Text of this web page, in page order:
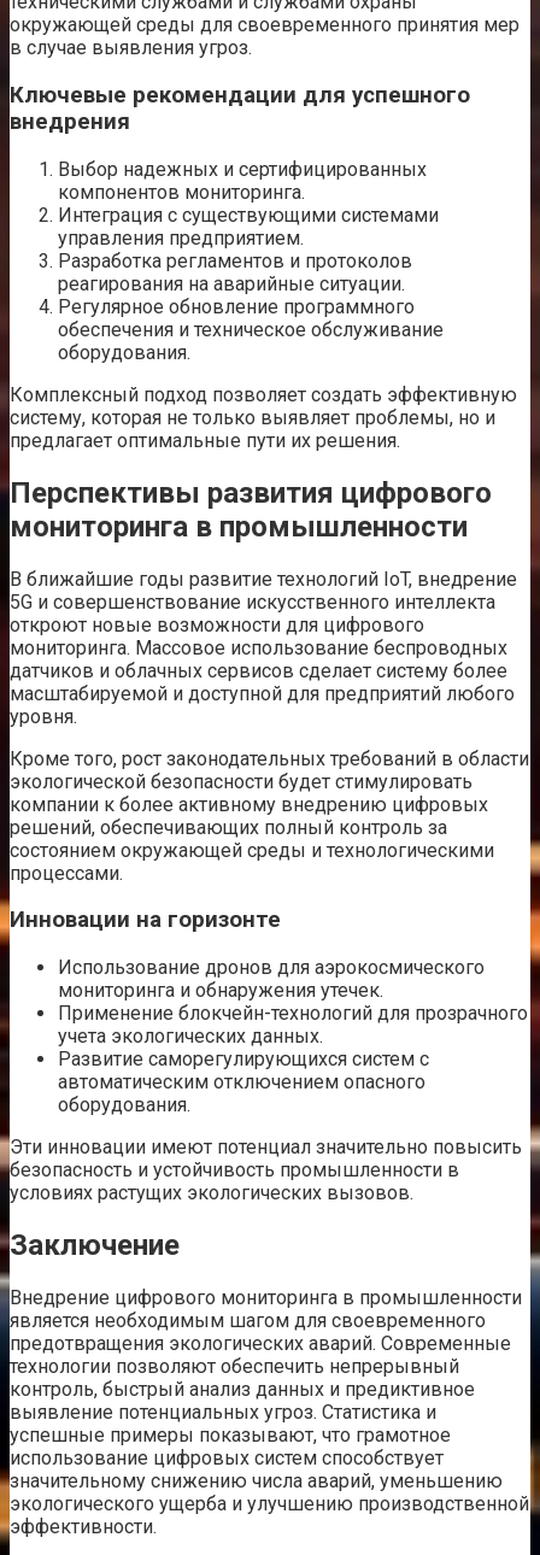
окружающей среды для своевременного принятия мер
в случае выявления угроз.
Ключевые рекомендации для успешного
внедрения
Выбор надежных и сертифицированных
компонентов мониторинга.
Интеграция с существующими системами
управления предприятием.
Разработка регламентов и протоколов
реагирования на аварийные ситуации.
Регулярное обновление программного
обеспечения и техническое обслуживание
оборудования.
Комплексный подход позволяет создать эффективную
систему, которая не только выявляет проблемы, но и
предлагает оптимальные пути их решения.
Перспективы развития цифрового
мониторинга в промышленности
В ближайшие годы развитие технологий IoT, внедрение
5G и совершенствование искусственного интеллекта
откроют новые возможности для цифрового
мониторинга. Массовое использование беспроводных
датчиков и облачных сервисов сделает систему более
масштабируемой и доступной для предприятий любого
уровня.
Кроме того, рост законодательных требований в области
экологической безопасности будет стимулировать
компании к более активному внедрению цифровых
решений, обеспечивающих полный контроль за
состоянием окружающей среды и технологическими
процессами.
Инновации на горизонте
Использование дронов для аэрокосмического
мониторинга и обнаружения утечек.
Применение блокчейн-технологий для прозрачного
учета экологических данных.
Развитие саморегулирующихся систем с
автоматическим отключением опасного
оборудования.
Эти инновации имеют потенциал значительно повысить
безопасность и устойчивость промышленности в
условиях растущих экологических вызовов.
Заключение
Внедрение цифрового мониторинга в промышленности
является необходимым шагом для своевременного
предотвращения экологических аварий. Современные
технологии позволяют обеспечить непрерывный
контроль, быстрый анализ данных и предиктивное
выявление потенциальных угроз. Статистика и
успешные примеры показывают, что грамотное
использование цифровых систем способствует
значительному снижению числа аварий, уменьшению
экологического ущерба и улучшению производственной
эффективности.